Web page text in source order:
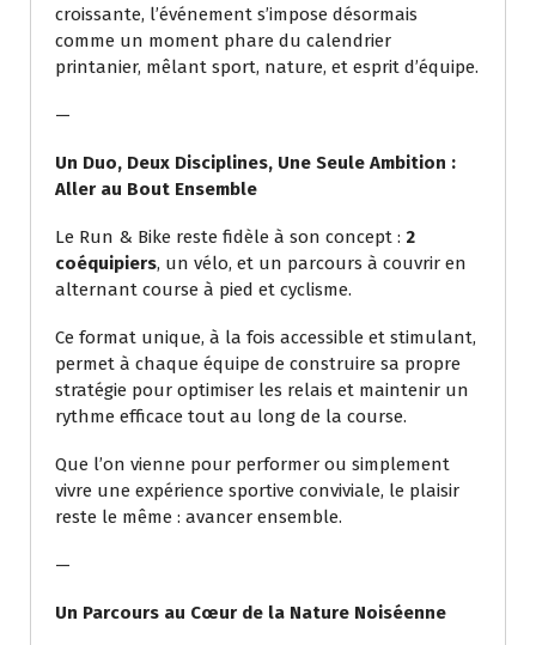
croissante, l’événement s’impose désormais
comme un moment phare du calendrier
printanier, mêlant sport, nature, et esprit d’équipe.
—
Un Duo, Deux Disciplines, Une Seule Ambition :
Aller au Bout Ensemble
Le Run & Bike reste fidèle à son concept : 2
coéquipiers, un vélo, et un parcours à couvrir en
alternant course à pied et cyclisme.
Ce format unique, à la fois accessible et stimulant,
permet à chaque équipe de construire sa propre
stratégie pour optimiser les relais et maintenir un
rythme efficace tout au long de la course.
Que l’on vienne pour performer ou simplement
vivre une expérience sportive conviviale, le plaisir
reste le même : avancer ensemble.
—
Un Parcours au Cœur de la Nature Noiséenne